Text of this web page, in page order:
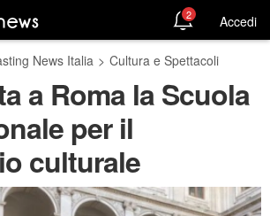
2 Accedi
News Italia > Cultura e Spettacoli
a Roma la Scuola
per il
culturale